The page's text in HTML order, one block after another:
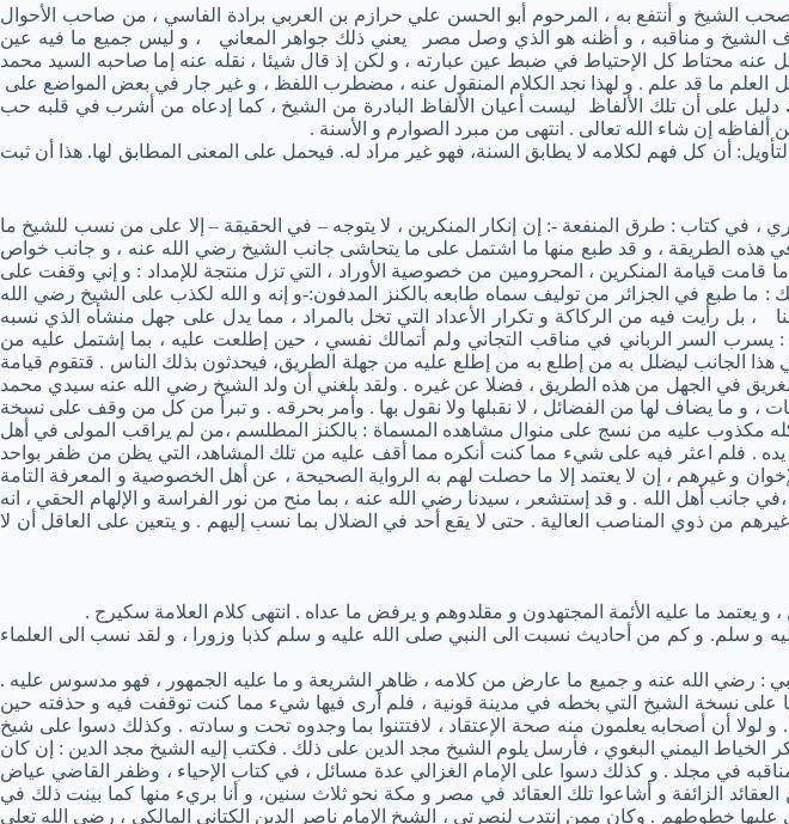
الشيخ و أنتفع به ، المرحوم أبو الحسن علي حرازم بن العربي برادة الفاسي ، من صاحب الأحوال
الشيخ و مناقبه ، و أظنه هو الذي وصل مصر يعني ذلك جواهر المعاني ، و ليس جميع ما فيه عين
عنه محتاط كل الإحتياط في ضبط عين عبارته ، و لكن إذ قال شيئا ، نقله عنه إما صاحبه السيد محمد
العلم ما قد علم . و لهذا نجد الكلام المنقول عنه ، مضطرب اللفظ ، و غير جار في بعض المواضع على
على أن تلك الألفاظ ليست أعيان الألفاظ البادرة من الشيخ ، كما إدعاه من أشرب في قلبه حب
إن شاء الله تعالى . انتهى من مبرد الصوارم و الأسنة .
أن كل فهم لكلامه لا يطابق السنة، فهو غير مراد له. فيحمل على المعنى المطابق لها. هذا أن ثبت
في كتاب : طرق المنفعة -: إن إنكار المنكرين ، لا يتوجه – في الحقيقة – إلا على من نسب للشيخ ما
في هذه الطريقة ، و قد طبع منها ما اشتمل على ما يتحاشى جانب الشيخ رضي الله عنه ، و جانب خواص
قامت قيامة المنكرين ، المحرومين من خصوصية الأوراد ، التي تزل منتجة للإمداد : و إني وقفت على
طبع في الجزائر من توليف سماه طابعه بالكنز المدفون:-و إنه و الله لكذب على الشيخ رضي الله
رأيت فيه من الركاكة و تكرار الأعداد التي تخل بالمراد ، مما يدل على جهل منشأه الذي نسبه
يسرب السر الرباني في مناقب التجاني ولم أتمالك نفسي ، حين إطلعت عليه ، بما إشتمل عليه من
الجانب ليضلل به من إطلع به من إطلع عليه من جهلة الطريق، فيحدثون بذلك الناس . قتقوم قيامة
الغريق في الجهل من هذه الطريق ، فضلا عن غيره . ولقد بلغني أن ولد الشيخ رضي الله عنه سيدي محمد
، و ما يضاف لها من الفضائل ، لا نقبلها ولا نقول بها . وأمر بحرقه . و تبرأ من كل من وقف على نسخة
مكذوب عليه من نسج على منوال مشاهده المسماة : بالكنز المطلسم ،من لم يراقب المولى في أهل
. فلم اعثر فيه على شيء مما كنت أنكره مما أقف عليه من تلك المشاهد، التي يظن من ظفر بواحد
و غيرهم ، إن لا يعتمد إلا ما حصلت لهم به الرواية الصحيحة ، عن أهل الخصوصية و المعرفة التامة
أهل الله . و قد إستشعر ، سيدنا رضي الله عنه ، بما منح من نور الفراسة و الإلهام الحقي ، انه
من ذوي المناصب العالية . حتى لا يقع أحد في الضلال بما نسب إليهم . و يتعين على العاقل أن لا
ما عليه الأئمة المجتهدون و مقلدوهم و يرفض ما عداه . انتهى كلام العلامة سكيرج .
و سلم. و كم من أحاديث نسبت الى النبي صلى الله عليه و سلم كذبا وزورا ، و لقد نسب الى العلماء
: رضي الله عنه و جميع ما عارض من كلامه ، ظاهر الشريعة و ما عليه الجمهور ، فهو مدسوس عليه .
على نسخة الشيخ التي بخطه في مدينة قونية ، فلم أرى فيها شيء مما كنت توقفت فيه و حذفته حين
أن أصحابه يعلمون منه صحة الإعتقاد ، لافتتنوا بما وجدوه تحت و سادته . وكذلك دسوا على شيخ
الخياط اليمني البغوي ، فأرسل يلوم الشيخ مجد الدين على ذلك . فكتب إليه الشيخ مجد الدين : إن كان
في مجلد . و كذلك دسوا على الإمام الغزالي عدة مسائل ، في كتاب الإحياء ، وظفر القاضي عياض
الزائفة و أشاعوا تلك العقائد في مصر و مكة نحو ثلاث سنين، و أنا بريء منها كما بينت ذلك في
خطوطهم . وكان ممن إنتدب لنصرتي ، الشيخ الإمام ناصر الدين الكتاني المالكي ، رضى الله تعلى